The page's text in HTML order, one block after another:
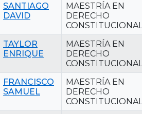
SANTIAGO
DAVID
MAESTRÍA EN
DERECHO
TAYLOR
ENRIQUE
MAESTRÍA EN
DERECHO
FRANCISCO
SAMUEL
MAESTRÍA EN
DERECHO